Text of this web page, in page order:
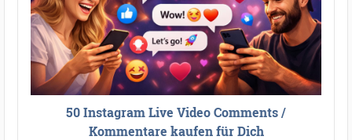
50 Instagram Live Video Comments /
Kommentare kaufen für Dich